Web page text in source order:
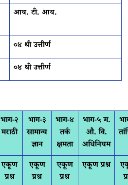
आय. टी. आय.
०४ थी उत्तीर्ण
०४ थी उत्तीर्ण
भाग-२
मराठी
भाग-३
सामान्य
ज्ञान
भाग-४
तर्क
क्षमता
भाग-५ म.
औ. वि.
अधिनियम
एकूण
प्रश्न
एकूण
प्रश्न
एकूण
प्रश्न
एकूण प्रश्न